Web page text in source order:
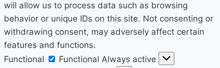
will allow us to process data such as browsing
behavior or unique IDs on this site. Not consenting or
withdrawing consent, may adversely affect certain
features and functions.
Functional
Functional Always active